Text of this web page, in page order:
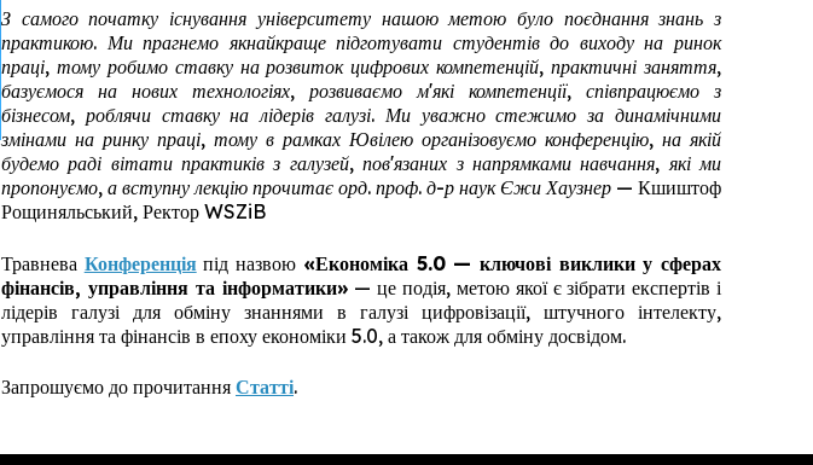
З самого початку існування університету нашою метою було поєднання знань з
практикою. Ми прагнемо якнайкраще підготувати студентів до виходу на ринок
праці, тому робимо ставку на розвиток цифрових компетенцій, практичні заняття,
базуємося на нових технологіях, розвиваємо м'які компетенції, співпрацюємо з
бізнесом, роблячи ставку на лідерів галузі. Ми уважно стежимо за динамічними
змінами на ринку праці, тому в рамках Ювілею організовуємо конференцію, на якій
будемо раді вітати практиків з галузей, пов'язаних з напрямками навчання, які ми
пропонуємо, а вступну лекцію прочитає орд. проф. д-р наук Єжи Хаузнер — Кшиштоф
Рощиняльський, Ректор WSZiB
Травнева Конференція під назвою «Економіка 5.0 — ключові виклики у сферах
фінансів, управління та інформатики» — це подія, метою якої є зібрати експертів і
лідерів галузі для обміну знаннями в галузі цифровізації, штучного інтелекту,
управління та фінансів в епоху економіки 5.0, а також для обміну досвідом.
Запрошуємо до прочитання Статті.